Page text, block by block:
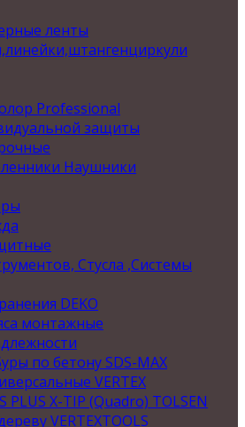
ленты
Professional
защиты
Наушники
Стусла ,Системы
DEKO
монтажные
по бетону SDS-MAX
VERTEX
PLUS X-TIP (Quadro) TOLSEN
VERTEXTOOLS